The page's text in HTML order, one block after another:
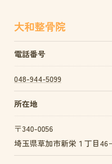
大和整骨院
電話番号
048-944-5099
所在地
〒340-0056
埼玉県草加市新栄１丁目